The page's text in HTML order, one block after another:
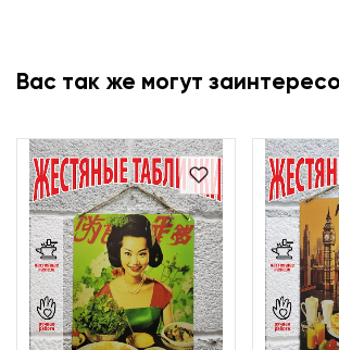
Вас так же могут